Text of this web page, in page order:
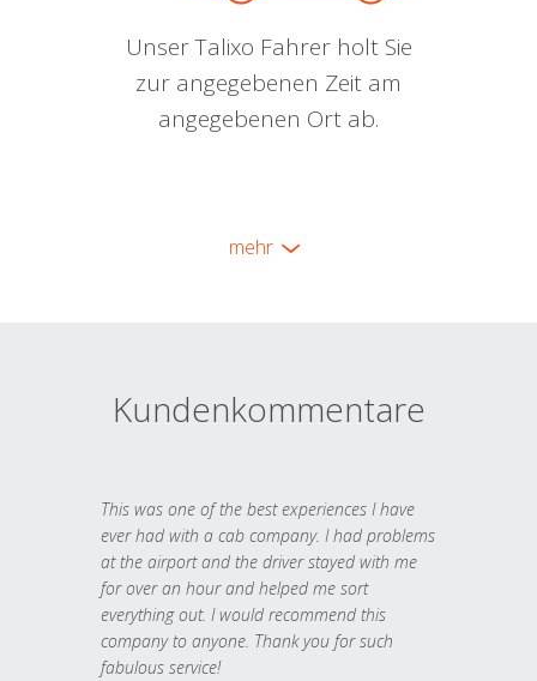
Unser Talixo Fahrer holt Sie
zur angegebenen Zeit am
angegebenen Ort ab.
mehr
Kundenkommentare
This was one of the best experiences I have
ever had with a cab company. I had problems
at the airport and the driver stayed with me
for over an hour and helped me sort
everything out. I would recommend this
company to anyone. Thank you for such
fabulous service!